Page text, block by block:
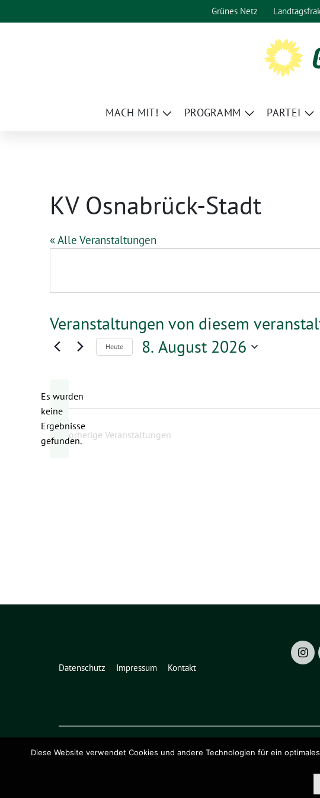
zum
Grünes Netz
MACH MIT!
Zeige
PROGRAMM
Zeige
PARTEI
KV Osnabrück-Stadt
« Alle Veranstaltungen
Veranstaltungen von diesem
Hinweis
Es wurden
keine
Ergebnisse
gefunden.
Heute 8. August 2026
Vorherige Veranstaltungen
Datenschutz Impressum Kontakt
Grüne Niedersachsen benutzt das
Diese Website verwendet Cookies und andere Technologien für ein